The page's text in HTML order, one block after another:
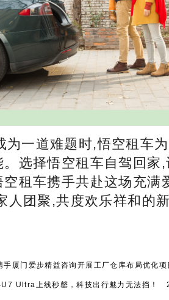
为一道难题时,悟空租车
。选择悟空租车自驾回家
租车携手共赴这场充满
人团聚,共度欢乐祥和的
手厦门爱步精益咨询开展工厂仓库布局优化项
Ultra上线秒罄，科技出行魅力无法挡！